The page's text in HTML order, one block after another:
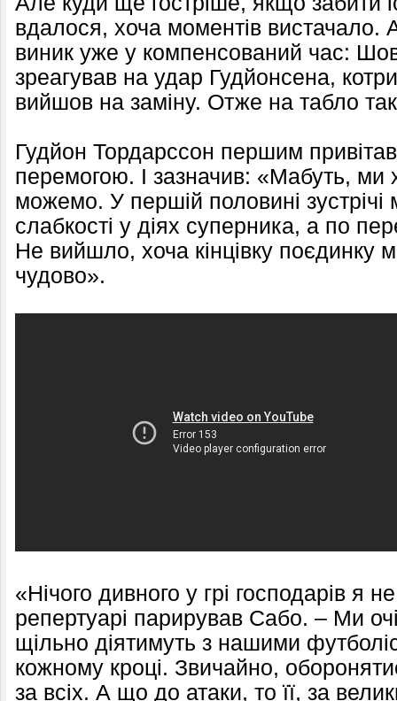
вдалося, хоча моментів вистачало.
виник уже у компенсований час:
зреагував на удар Гудйонсена,
вийшов на заміну. Отже на табло
Гудйон Тордарссон першим
перемогою. І зазначив: «Мабуть, ми
можемо. У першій половині
слабкості у діях суперника, а по
Не вийшло, хоча кінцівку поєдинку
чудово».
«Нічого дивного у грі господарів я
репертуарі парирував Сабо. – Ми
щільно діятимуть з нашими
кожному кроці. Звичайно,
за всіх. А що до атаки, то її, за